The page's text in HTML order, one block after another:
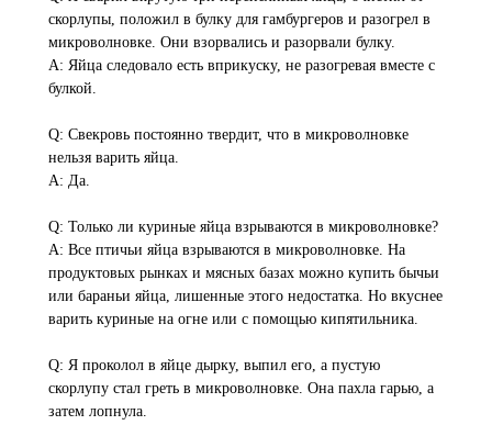
скорлупы, положил в булку для гамбургеров и разогрел в
микроволновке. Они взорвались и разорвали булку.
A: Яйца следовало есть вприкуску, не разогревая вместе с
булкой.
Q: Свекровь постоянно твердит, что в микроволновке
нельзя варить яйца.
A: Да.
Q: Только ли куриные яйца взрываются в микроволновке?
A: Все птичьи яйца взрываются в микроволновке. На
продуктовых рынках и мясных базах можно купить бычьи
или бараньи яйца, лишенные этого недостатка. Но вкуснее
варить куриные на огне или с помощью кипятильника.
Q: Я проколол в яйце дырку, выпил его, а пустую
скорлупу стал греть в микроволновке. Она пахла гарью, а
затем лопнула.